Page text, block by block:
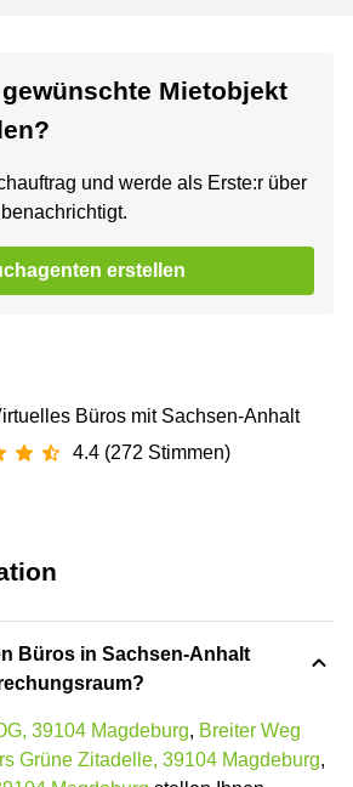
Mietobjekt
und werde als Erste:r über
erstellen
Büros mit Sachsen-Anhalt
4.4 (272 Stimmen)
Büros in Sachsen-Anhalt
39104 Magdeburg, Breiter Weg
Grüne Zitadelle, 39104 Magdeburg,